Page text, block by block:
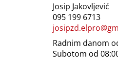
Josip Jakovljević
095 199 6713
Radnim danom
Subotom od